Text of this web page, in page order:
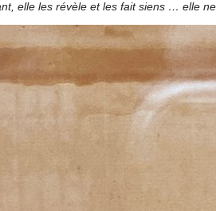
elle les révèle et les fait siens … elle